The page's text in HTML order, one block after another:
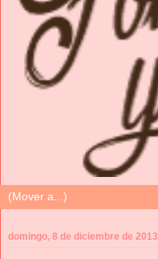
domingo, 8 de diciembre de 2013